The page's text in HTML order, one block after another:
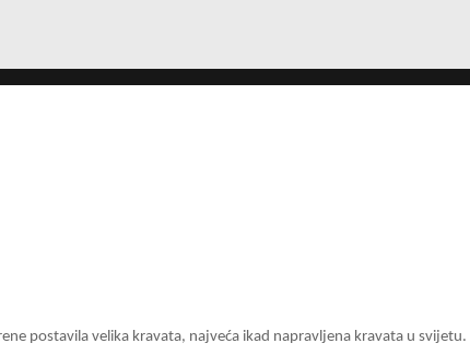
postavila velika kravata, najveća ikad napravljena kravata u svijetu.